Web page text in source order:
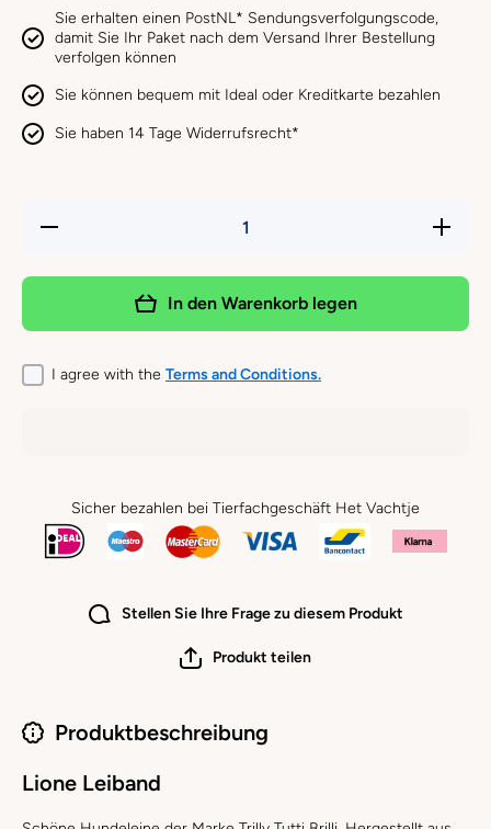
Sie erhalten einen PostNL* Sendungsverfolgungscode,
damit Sie Ihr Paket nach dem Versand Ihrer Bestellung
verfolgen können
Sie können bequem mit Ideal oder Kreditkarte bezahlen
Sie haben 14 Tage Widerrufsrecht*
Verringere
Erhöhe
Menge
BRILLI -
Schwarz
In den Warenkorb legen
I agree with the Terms and Conditions.
Sicher bezahlen bei Tierfachgeschäft Het Vachtje
Stellen Sie Ihre Frage zu diesem Produkt
Produkt teilen
Produktbeschreibung
Lione Leiband